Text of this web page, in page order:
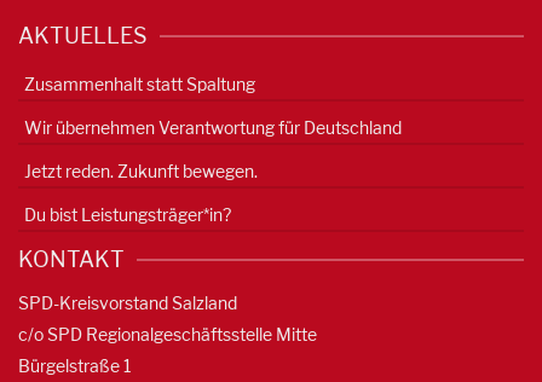
AKTUELLES
Zusammenhalt statt Spaltung
Wir übernehmen Verantwortung für Deutschland
Jetzt reden. Zukunft bewegen.
Du bist Leistungsträger*in?
KONTAKT
SPD-Kreisvorstand Salzland
c/o SPD Regionalgeschäftsstelle Mitte
Bürgelstraße 1